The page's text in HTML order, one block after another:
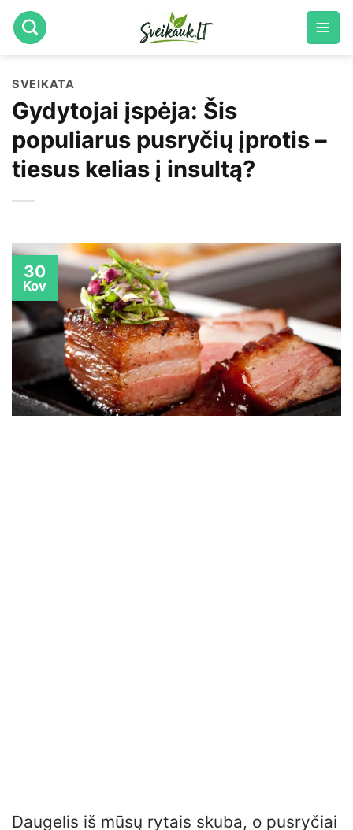
Skip
to
SVEIKATA
Gydytojai įspėja: Šis
populiarus pusryčių įprotis –
tiesus kelias į insultą?
30
Kov
Daugelis iš mūsų rytais skuba, o pusryčiai